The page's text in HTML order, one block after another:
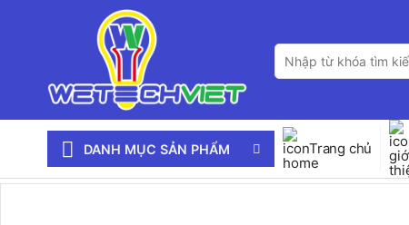
Tìm
kiếm:
DANH MỤC SẢN PHẨM Trang chủ